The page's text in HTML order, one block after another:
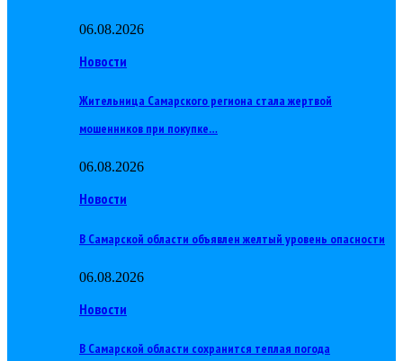
06.08.2026
Новости
Жительница Самарского региона стала жертвой
мошенников при покупке…
06.08.2026
Новости
В Самарской области объявлен желтый уровень опасности
06.08.2026
Новости
В Самарской области сохранится теплая погода